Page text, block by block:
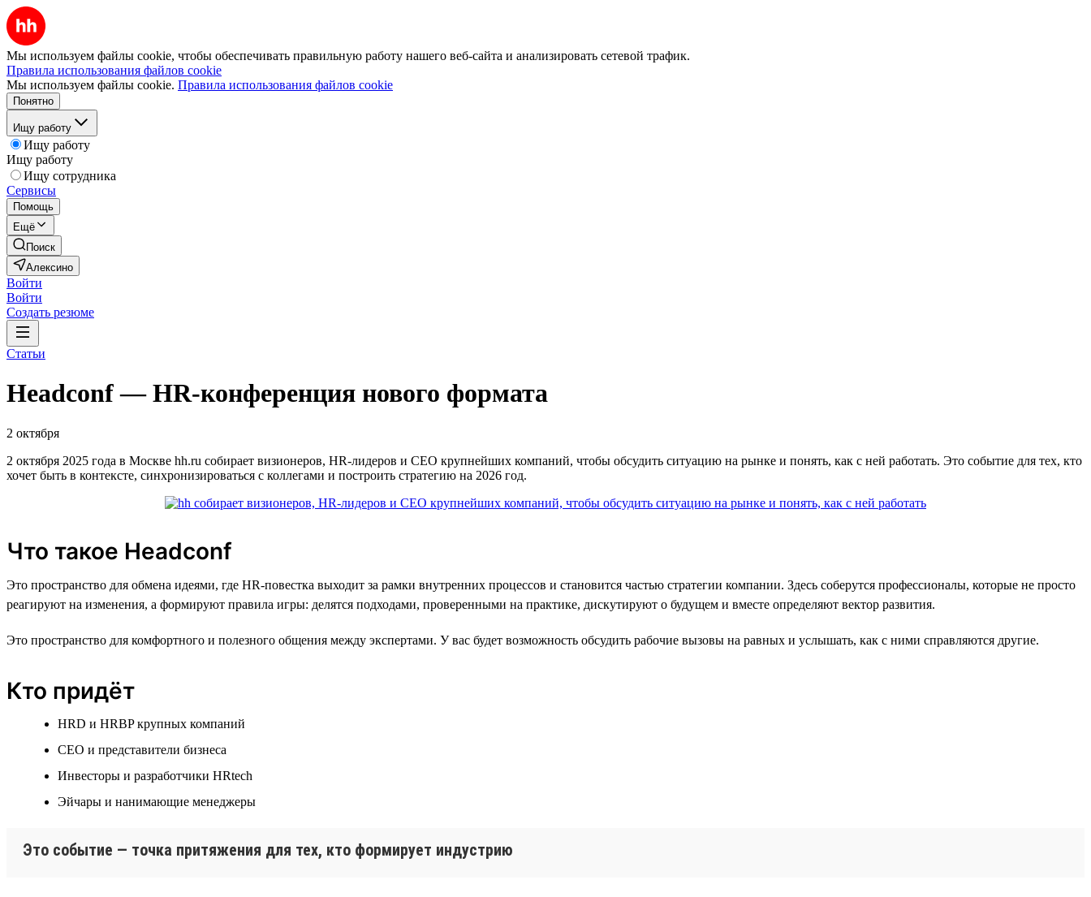
Мы используем файлы cookie, чтобы обеспечивать правильную работу нашего веб-сайта и анализировать сетевой трафик.
Правила использования файлов cookie
Мы используем файлы cookie. Правила использования файлов cookie
Понятно
Ищу работу
Ищу работу
Ищу работу
Ищу сотрудника
Сервисы
Помощь
Ещё
Поиск
Алексино
Войти
Войти
Создать резюме
Статьи
Headconf — HR-конференция нового формата
2 октября
2 октября 2025 года в Москве hh.ru собирает визионеров, HR-лидеров и CEO крупнейших компаний, чтобы обсудить ситуацию на рынке и понять, как с ней работать. Это событие для тех, кто
хочет быть в контексте, синхронизироваться с коллегами и построить стратегию на 2026 год.
Что такое Headconf
Это пространство для обмена идеями, где HR-повестка выходит за рамки внутренних процессов и становится частью стратегии компании. Здесь соберутся профессионалы, которые не просто
реагируют на изменения, а формируют правила игры: делятся подходами, проверенными на практике, дискутируют о будущем и вместе определяют вектор развития.
Это пространство для комфортного и полезного общения между экспертами. У вас будет возможность обсудить рабочие вызовы на равных и услышать, как с ними справляются другие.
Кто придёт
HRD и HRBP крупных компаний
СЕО и представители бизнеса
Инвесторы и разработчики HRtech
Эйчары и нанимающие менеджеры
Это событие — точка притяжения для тех, кто формирует индустрию